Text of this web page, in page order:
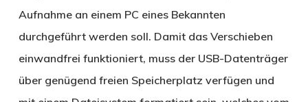
Aufnahme an einem PC eines Bekannten
durchgeführt werden soll. Damit das Verschieben
einwandfrei funktioniert, muss der USB-Datenträger
über genügend freien Speicherplatz verfügen und